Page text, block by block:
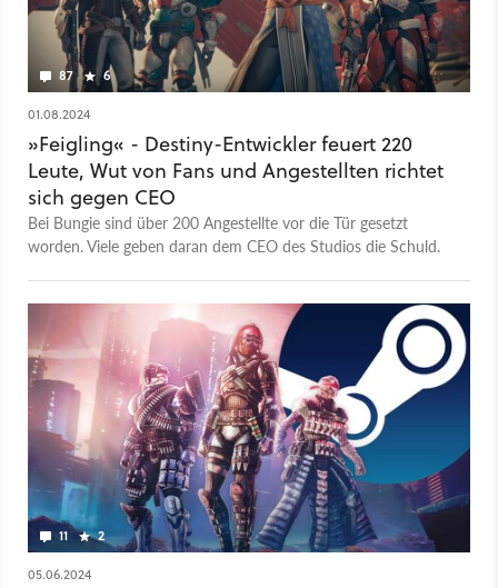
87 6
01.08.2024
»Feigling« - Destiny-Entwickler feuert 220
Leute, Wut von Fans und Angestellten richtet
sich gegen CEO
Bei Bungie sind über 200 Angestellte vor die Tür gesetzt
worden. Viele geben daran dem CEO des Studios die Schuld.
11 2
05.06.2024